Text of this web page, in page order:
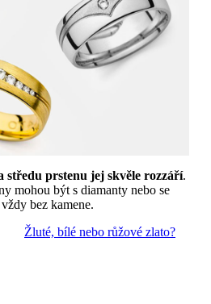
středu prstenu jej skvěle rozzáří.
mohou být s diamanty nebo se
bez kamene.
Žluté, bílé nebo růžové zlato?